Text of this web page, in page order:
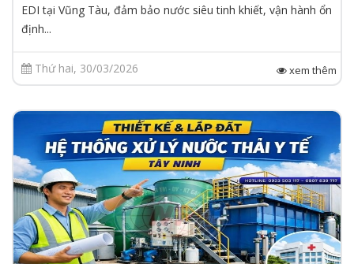
EDI tại Vũng Tàu, đảm bảo nước siêu tinh khiết, vận hành ổn
định...
Thứ hai, 30/03/2026 xem thêm